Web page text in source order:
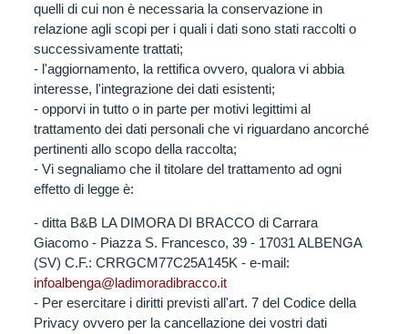
quelli di cui non è necessaria la conservazione in
relazione agli scopi per i quali i dati sono stati raccolti o
successivamente trattati;
- l'aggiornamento, la rettifica ovvero, qualora vi abbia
interesse, l'integrazione dei dati esistenti;
- opporvi in tutto o in parte per motivi legittimi al
trattamento dei dati personali che vi riguardano ancorché
pertinenti allo scopo della raccolta;
- Vi segnaliamo che il titolare del trattamento ad ogni
effetto di legge è:
- ditta B&B LA DIMORA DI BRACCO di Carrara
Giacomo - Piazza S. Francesco, 39 - 17031 ALBENGA
(SV) C.F.: CRRGCM77C25A145K - e-mail:
infoalbenga@ladimoradibracco.it
- Per esercitare i diritti previsti all'art. 7 del Codice della
Privacy ovvero per la cancellazione dei vostri dati